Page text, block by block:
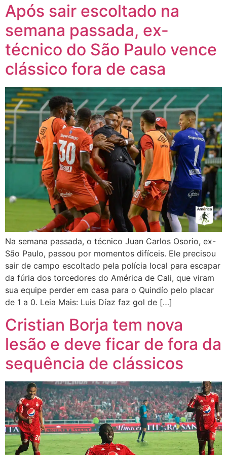
Após sair escoltado na
semana passada, ex-
técnico do São Paulo vence
clássico fora de casa
Na semana passada, o técnico Juan Carlos Osorio, ex-
São Paulo, passou por momentos difíceis. Ele precisou
sair de campo escoltado pela polícia local para escapar
da fúria dos torcedores do América de Cali, que viram
sua equipe perder em casa para o Quindío pelo placar
de 1 a 0. Leia Mais: Luis Díaz faz gol de […]
Cristian Borja tem nova
lesão e deve ficar de fora da
sequência de clássicos